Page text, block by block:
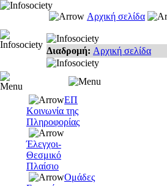
Αρχική σελίδα
Διαδρομή: Αρχική σελίδα
ΕΠ
Κοινωνία της
Πληροφορίας
Έλεγχοι-
Θεσμικό
Πλαίσιο
Ομάδες